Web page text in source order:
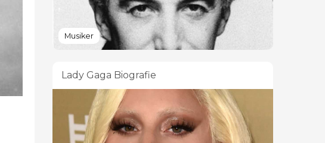
Musiker
Lady Gaga Biografie